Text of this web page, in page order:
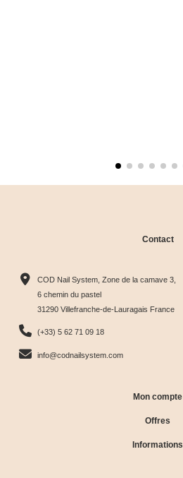
Contact
COD Nail System, Zone de la camave 3,
6 chemin du pastel
31290 Villefranche-de-Lauragais France
(+33) 5 62 71 09 18
info@codnailsystem.com
Mon compte
Offres
Informations